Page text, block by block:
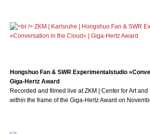
Hongshuo Fan & SWR Experimentalstudio
Giga-Hertz Award
Recorded and filmed live at ZKM | Center for Art
within the frame of the Giga-Hertz Award on